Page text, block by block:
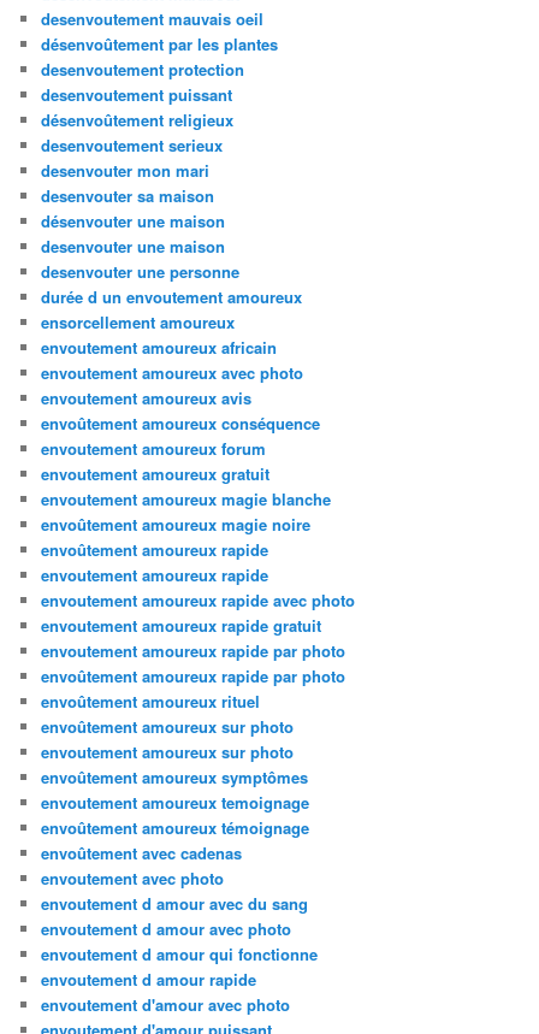
desenvoutement mauvais oeil
désenvoûtement par les plantes
desenvoutement protection
desenvoutement puissant
désenvoûtement religieux
desenvoutement serieux
desenvouter mon mari
desenvouter sa maison
désenvouter une maison
desenvouter une maison
desenvouter une personne
durée d un envoutement amoureux
ensorcellement amoureux
envoutement amoureux africain
envoutement amoureux avec photo
envoutement amoureux avis
envoûtement amoureux conséquence
envoutement amoureux forum
envoutement amoureux gratuit
envoutement amoureux magie blanche
envoûtement amoureux magie noire
envoûtement amoureux rapide
envoutement amoureux rapide
envoutement amoureux rapide avec photo
envoutement amoureux rapide gratuit
envoutement amoureux rapide par photo
envoûtement amoureux rapide par photo
envoûtement amoureux rituel
envoûtement amoureux sur photo
envoutement amoureux sur photo
envoûtement amoureux symptômes
envoutement amoureux temoignage
envoûtement amoureux témoignage
envoûtement avec cadenas
envoutement avec photo
envoutement d amour avec du sang
envoutement d amour avec photo
envoutement d amour qui fonctionne
envoutement d amour rapide
envoutement d'amour avec photo
envoutement d'amour puissant